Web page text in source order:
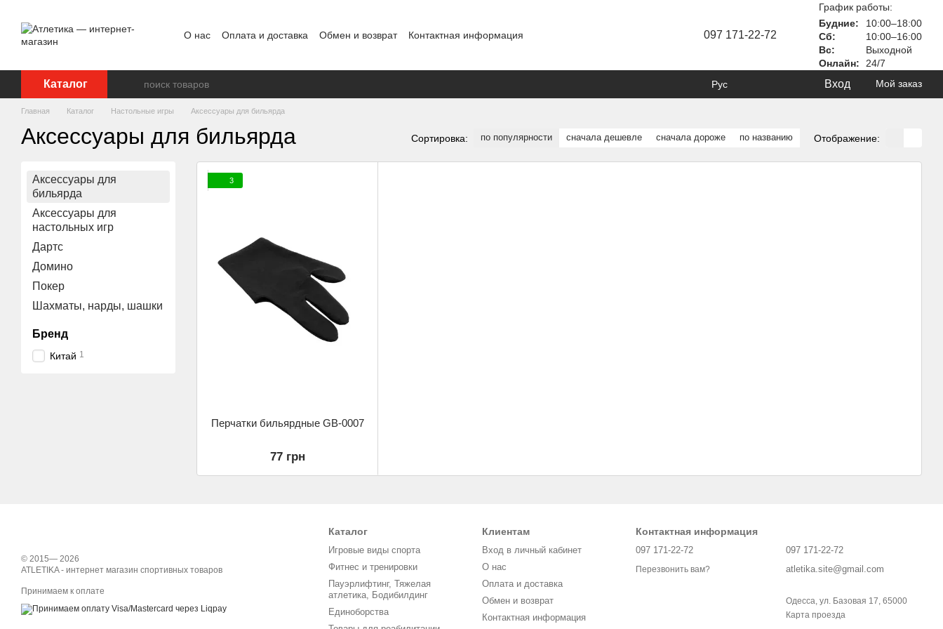
О нас Оплата и доставка Обмен и возврат
Контактная информация
097 171-22-72
График работы:
Будние:
10:00–18:00
Сб:
10:00–16:00
Вс:
Выходной
Онлайн:
24/7
Каталог Рус Вход Мой заказ
Главная Каталог Настольные игры Аксессуары для бильярда
Аксессуары для бильярда Сортировка: по популярности сначала дешевле сначала дороже по названию Отображение:
3
Перчатки бильярдные GB-0007
77 грн
Аксессуары для
бильярда
Аксессуары для
настольных игр
Дартс
Домино
Покер
Шахматы, нарды, шашки
Бренд
Китай 1
© 2015— 2026
ATLETIKA - интернет магазин спортивных товаров
Принимаем к оплате
Каталог
Игровые виды спорта
Фитнес и тренировки
Пауэрлифтинг, Тяжелая
атлетика, Бодибилдинг
Единоборства
Клиентам
Вход в личный кабинет
О нас
Оплата и доставка
Обмен и возврат
Контактная информация
Контактная информация
097 171-22-72
Перезвонить вам?
097 171-22-72
atletika.site@gmail.com
Одесса, ул. Базовая 17, 65000
Карта проезда